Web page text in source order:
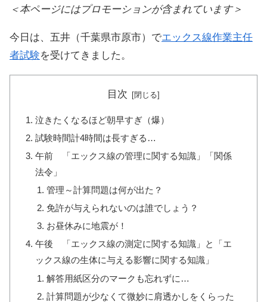
＜本ページにはプロモーションが含まれています＞
今日は、五井（千葉県市原市）でエックス線作業主任
者試験を受けてきました。
目次
泣きたくなるほど朝早すぎ（爆）
試験時間計4時間は長すぎる…
午前 「エックス線の管理に関する知識」「関係
法令」
管理～計算問題は何が出た？
免許が与えられないのは誰でしょう？
お昼休みに地震が！
午後 「エックス線の測定に関する知識」と「エ
ックス線の生体に与える影響に関する知識」
解答用紙区分のマークも忘れずに…
計算問題が少なくて微妙に肩透かしをくらった